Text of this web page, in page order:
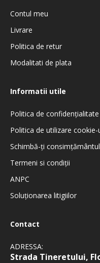
Contul meu
Livrare
Politica de retur
Modalitati de plata
Informatii utile
Politica de confidenţialitate
Politica de utilizare cookie-
Schimbă-ți consimțământul
Termeni si condiţii
ANPC
Soluționarea litigiilor
Contact
ADRESSA:
Strada Tineretului,